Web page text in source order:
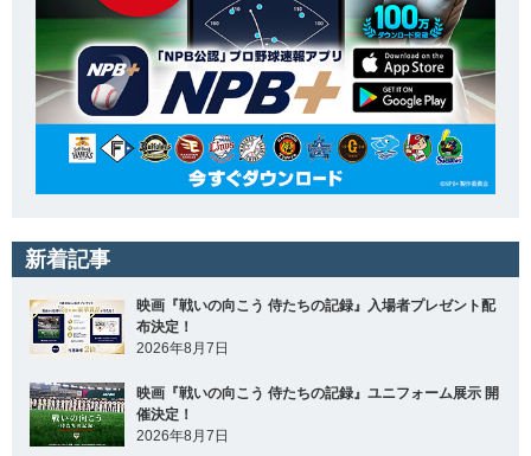
新着記事
映画『戦いの向こう 侍たちの記録』入場者プレゼント配
布決定！
2026年8月7日
映画『戦いの向こう 侍たちの記録』ユニフォーム展示 開
催決定！
2026年8月7日